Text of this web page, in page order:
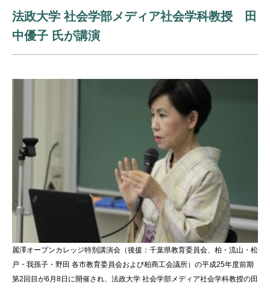
法政大学 社会学部メディア社会学科教授 田
中優子 氏が講演
麗澤オープンカレッジ特別講演会（後援：千葉県教育委員会、柏・流山・松
戸・我孫子・野田 各市教育委員会および柏商工会議所）の平成25年度前期
第2回目が6月8日に開催され、法政大学 社会学部メディア社会学科教授の田